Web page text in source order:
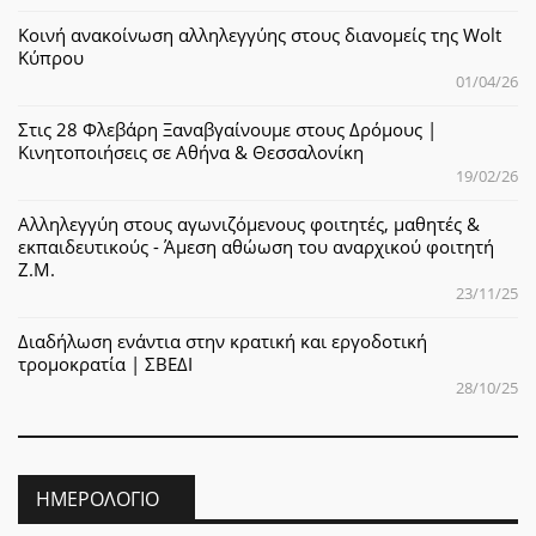
Κοινή ανακοίνωση αλληλεγγύης στους διανομείς της Wolt
Κύπρου
01/04/26
Στις 28 Φλεβάρη Ξαναβγαίνουμε στους Δρόμους |
Κινητοποιήσεις σε Αθήνα & Θεσσαλονίκη
19/02/26
Αλληλεγγύη στους αγωνιζόμενους φοιτητές, μαθητές &
εκπαιδευτικούς - Άμεση αθώωση του αναρχικού φοιτητή
Ζ.Μ.
23/11/25
Διαδήλωση ενάντια στην κρατική και εργοδοτική
τρομοκρατία | ΣΒΕΔΙ
28/10/25
ΗΜΕΡΟΛΌΓΙΟ